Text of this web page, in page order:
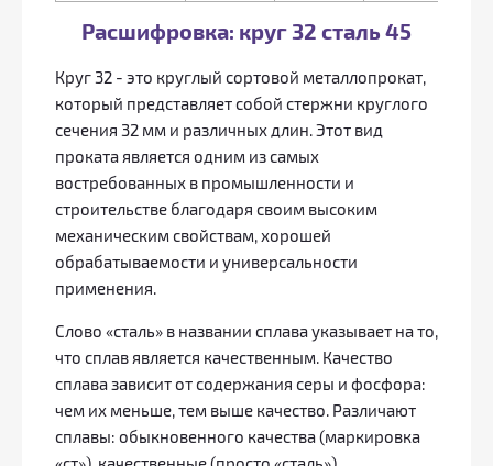
Расшифровка: круг 32 сталь 45
Круг 32 - это круглый сортовой металлопрокат,
который представляет собой стержни круглого
сечения 32 мм и различных длин. Этот вид
проката является одним из самых
востребованных в промышленности и
строительстве благодаря своим высоким
механическим свойствам, хорошей
обрабатываемости и универсальности
применения.
Слово «сталь» в названии сплава указывает на то,
что сплав является качественным. Качество
сплава зависит от содержания серы и фосфора:
чем их меньше, тем выше качество. Различают
сплавы: обыкновенного качества (маркировка